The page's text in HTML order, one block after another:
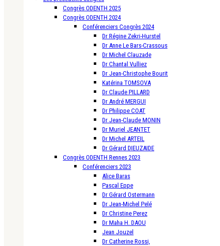
Congrès ODENTH 2025
Congrès ODENTH 2024
Conférenciers Congrès 2024
Dr Régine Zekri-Hurstel
Dr Anne Le Bars-Crassous
Dr Michel Clauzade
Dr Chantal Vulliez
Dr Jean-Christophe Bourit
Katérina TOMSOVA
Dr Claude PILLARD
Dr André MERGUI
Dr Philippe COAT
Dr Jean-Claude MONIN
Dr Muriel JEANTET
Dr Michel ARTEIL
Dr Gérard DIEUZAIDE
Congrès ODENTH Rennes 2023
Conférenciers 2023
Alice Baras
Pascal Eppe
Dr Gérard Ostermann
Dr Jean-Michel Pelé
Dr Christine Perez
Dr Maha H. DAOU
Jean Jouzel
Dr Catherine Rossi,